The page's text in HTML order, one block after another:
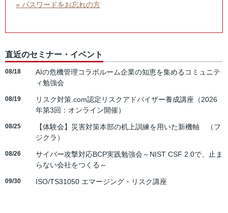
» パスワードをお忘れの方
直近のセミナー・イベント
08/18
AIの危機管理コラボルーム企業の知恵を集めるコミュニテ
ィ勉強会
08/19
リスク対策.com認定リスクアドバイザー養成講座（2026
年第3回：オンライン開催）
08/25
【体験会】災害対策本部の机上訓練を用いた新機軸 （フ
ジクラ）
08/26
サイバー攻撃対応BCP実践勉強会～NIST CSF 2.0で、止ま
らない会社をつくる～
09/30 ISO/TS31050 エマージング・リスク講座